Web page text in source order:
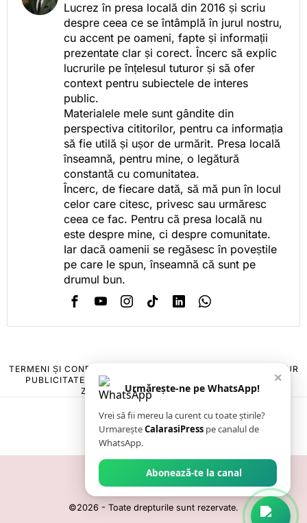
Lucrez în presa locală din 2016 și scriu
despre ceea ce se întâmplă în jurul nostru,
cu accent pe oameni, fapte și informații
prezentate clar și corect. Încerc să explic
lucrurile pe înțelesul tuturor și să ofer
context pentru subiectele de interes
public.
Materialele mele sunt gândite din
perspectiva cititorilor, pentru ca informația
să fie utilă și ușor de urmărit. Presa locală
înseamnă, pentru mine, o legătură
constantă cu comunitatea.
Încerc, de fiecare dată, să mă pun în locul
celor care citesc, privesc sau urmăresc
ceea ce fac. Pentru că presa locală nu
este despre mine, ci despre comunitate.
Iar dacă oamenii se regăsesc în poveștile
pe care le spun, înseamnă că sunt pe
drumul bun.
TERMENI ȘI CONDIȚII
POLITICA DE ANULARE & RETUR
PUBLICITATE ONLINE & TIPĂRITĂ
CONTACT
ZIARUL ANUNȚUL CĂLĂRĂȘEAN
©2026 - Toate drepturile sunt rezervate.
×
Urmărește-ne pe WhatsApp!
Vrei să fii mereu la curent cu toate știrile?
UrmareșteCalarasiPress pe canalul de
WhatsApp.
Abonează-te la canal